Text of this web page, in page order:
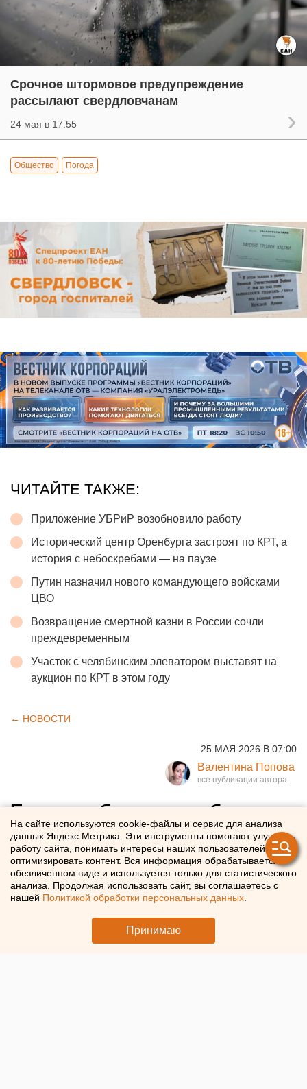
Срочное штормовое предупреждение
рассылают свердловчанам
24 мая в 17:55
Общество Погода
ЧИТАЙТЕ ТАКЖЕ:
Приложение УБРиР возобновило работу
Исторический центр Оренбурга застроят по КРТ, а
история с небоскребами — на паузе
Путин назначил нового командующего войсками
ЦВО
Возвращение смертной казни в России сочли
преждевременным
Участок с челябинским элеватором выставят на
аукцион по КРТ в этом году
← НОВОСТИ
25 МАЯ 2026 В 07:00
Валентина Попова
Екатеринбуржцев собирают,
чтобы решить вопрос с
бомбоубежищами
Домовые собрания по оборудованию подвалов в
бомбоубежища начались в Екатеринбурге
На сайте используются cookie-файлы и сервис для анализа
данных Яндекс.Метрика. Эти инструменты помогают улучшать
работу сайта, понимать интересы наших пользователей и
оптимизировать контент. Вся информация обрабатывается в
обезличенном виде и используется только для статистического
анализа. Продолжая использовать сайт, вы соглашаетесь с
нашей Политикой обработки персональных данных
Принимаю